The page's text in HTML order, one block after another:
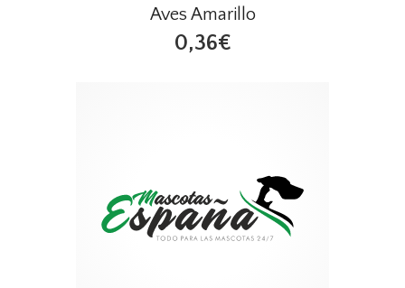
Aves Amarillo
0,36€